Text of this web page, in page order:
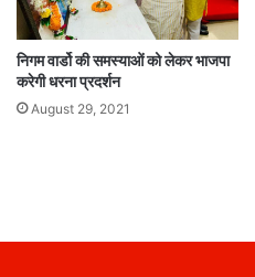
निगम वार्डो की समस्याओं को लेकर भाजपा
करेगी धरना प्रदर्शन
August 29, 2021